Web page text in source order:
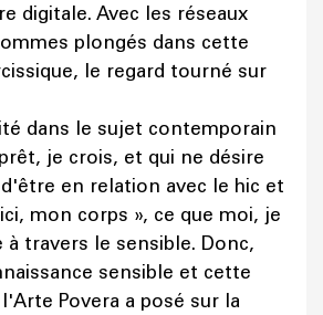
digitale. Avec les réseaux
plongés dans cette
le regard tourné sur
dans le sujet contemporain
je crois, et qui ne désire
en relation avec le hic et
mon corps », ce que moi, je
à travers le sensible. Donc,
sensible et cette
Povera a posé sur la